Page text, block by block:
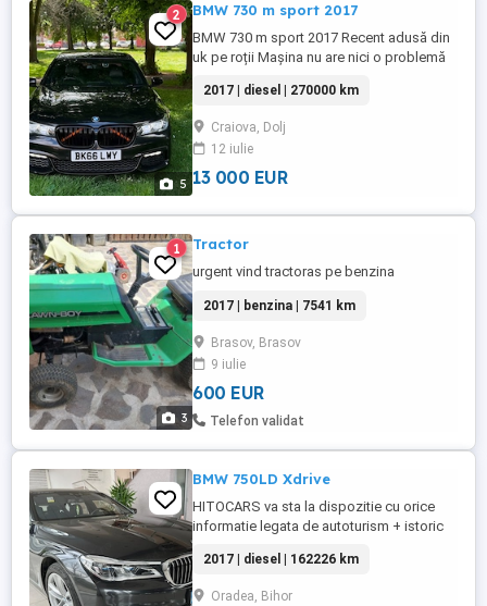
5
2 BMW 730 m sport 2017
BMW 730 m sport 2017 Recent adusă din
uk pe roții Mașina nu are nici o problemă
impecabile Mai multe detalii în privat
2017 | diesel | 270000 km
Craiova, Dolj
12 iulie
13 000 EUR
3
1 Tractor
urgent vind tractoras pe benzina
2017 | benzina | 7541 km
Brasov, Brasov
9 iulie
600 EUR
Telefon validat
BMW 750LD Xdrive
HITOCARS va sta la dispozitie cu orice
informatie legata de autoturism + istoric
promovare, finantare leasing sau credit,
asigurari, intermediere sau livrarea
2017 | diesel | 162226 km
Oradea, Bihor